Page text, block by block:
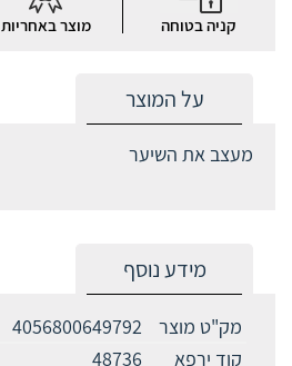
קניה בטוחה מוצר באחריות
על המוצר
מעצב את השיער
מידע נוסף
מק"ט מוצר
4056800649792
קוד ירפא
48736